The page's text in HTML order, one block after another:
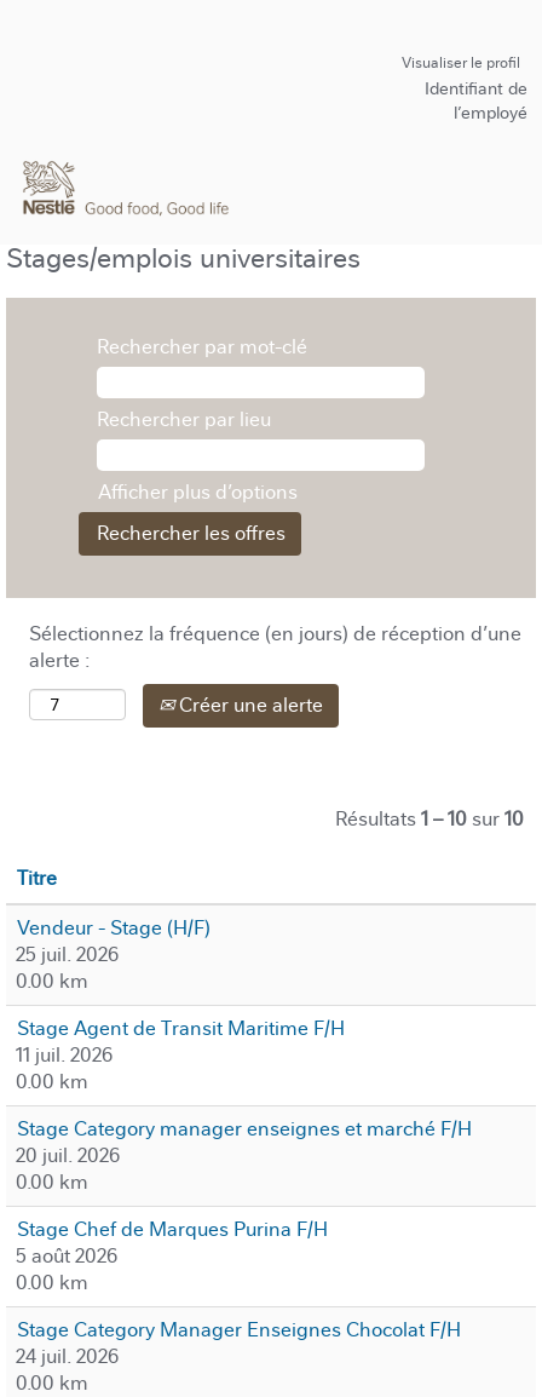
Visualiser le profil
Identifiant de
l’employé
Stages/emplois universitaires
Rechercher par mot-clé
Rechercher par lieu
Afficher plus d’options
Sélectionnez la fréquence (en jours) de réception d’une
alerte :
Créer une alerte
Résultats1 – 10 sur10
Titre
Vendeur - Stage (H/F)
25 juil. 2026
0.00 km
Stage Agent de Transit Maritime F/H
11 juil. 2026
0.00 km
Stage Category manager enseignes et marché F/H
20 juil. 2026
0.00 km
Stage Chef de Marques Purina F/H
5 août 2026
0.00 km
Stage Category Manager Enseignes Chocolat F/H
24 juil. 2026
0.00 km